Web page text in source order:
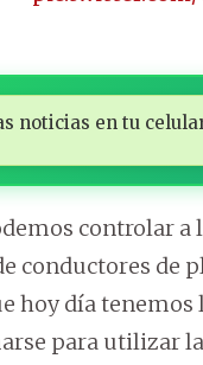
noticias en tu
controlar
conductores de
hoy día tenemos
para utilizar